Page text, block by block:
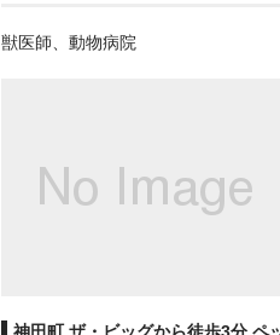
獣医師、動物病院
神田町 ザ・ビッグから徒歩3分